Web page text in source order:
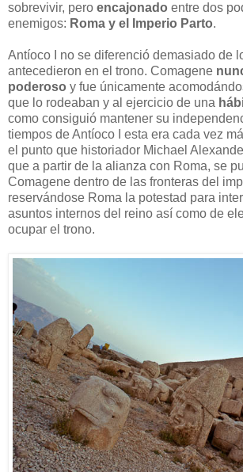
sobrevivir, pero encajonado entre dos
enemigos: Roma y el Imperio Parto.
Antíoco I no se diferenció demasiado de
antecedieron en el trono. Comagene
poderoso y fue únicamente
que lo rodeaban y al ejercicio de una
como consiguió mantener su
tiempos de Antíoco I esta era cada vez
el punto que historiador Michael
que a partir de la alianza con Roma, se
Comagene dentro de las fronteras del
reservándose Roma la potestad para
asuntos internos del reino así como de
ocupar el trono.